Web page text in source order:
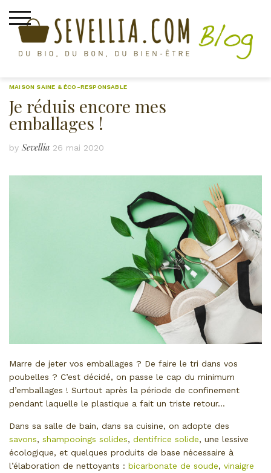
content
MAISON SAINE & ÉCO-RESPONSABLE
Je réduis encore mes
emballages !
by Sevellia 26 mai 2020
Marre de jeter vos emballages ? De faire le tri dans vos
poubelles ? C’est décidé, on passe le cap du minimum
d’emballages ! Surtout après la période de confinement
pendant laquelle le plastique a fait un triste retour…
Dans sa salle de bain, dans sa cuisine, on adopte des
savons, shampooings solides, dentifrice solide, une lessive
écologique, et quelques produits de base nécessaire à
l’élaboration de nettoyants : bicarbonate de soude, vinaigre